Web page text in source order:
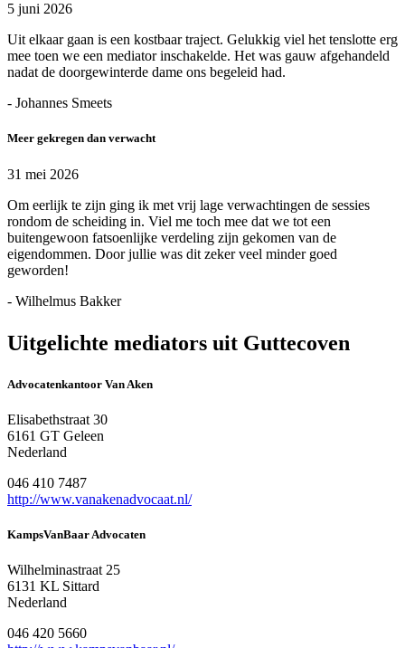
5 juni 2026
Uit elkaar gaan is een kostbaar traject. Gelukkig viel het tenslotte erg
mee toen we een mediator inschakelde. Het was gauw afgehandeld
nadat de doorgewinterde dame ons begeleid had.
- Johannes Smeets
Meer gekregen dan verwacht
31 mei 2026
Om eerlijk te zijn ging ik met vrij lage verwachtingen de sessies
rondom de scheiding in. Viel me toch mee dat we tot een
buitengewoon fatsoenlijke verdeling zijn gekomen van de
eigendommen. Door jullie was dit zeker veel minder goed
geworden!
- Wilhelmus Bakker
Uitgelichte mediators uit Guttecoven
Advocatenkantoor Van Aken
Elisabethstraat 30
6161 GT Geleen
Nederland
046 410 7487
http://www.vanakenadvocaat.nl/
KampsVanBaar Advocaten
Wilhelminastraat 25
6131 KL Sittard
Nederland
046 420 5660